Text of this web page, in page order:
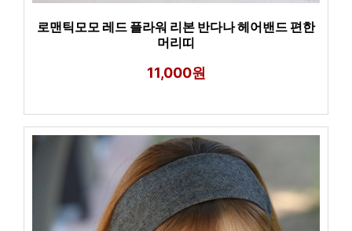
로맨틱모모 레드 플라워 리본 반다나 헤어밴드 편한
머리띠
11,000원